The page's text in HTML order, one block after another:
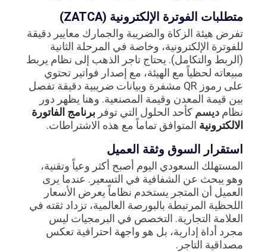
متطلبات الفوترة الإلكترونية (ZATCA)
تفرض هيئة الزكاة والضريبة والجمارك معايير دقيقة
للفوترة الإلكترونية، وخاصة في المرحلة الثانية
(الربط والتكامل). يحتاج تاجر الذهب إلى نظام يربط
مبيعاته لحظياً مع الهيئة، مع إصدار فواتير تحتوي
على رموز QR مشفرة وبيانات ضريبية دقيقة تفصل
بين قيمة المعدن وقيمة المصنعية. وهنا يظهر دور
نظام ديسم كأحد الحلول التي توفر برنامج الفاتورة
الالكترونية المتوافق تماماً مع هذه الاشتراطات.
استقرار السوق وثقة العميل
المستهلك السعودي اليوم أصبح أكثر وعياً وتقنية،
وهو يبحث عن الشفافية في التسعير. عندما يرى
العميل أن المتجر يستخدم نظاماً يعرض الأسعار
اللحظية المرتبطة بالبورصة العالمية، تزداد ثقته في
العلامة التجارية. التخصص في البرمجيات ليس
مجرد أداة إدارية، بل هو واجهة احترافية تعكس
مصداقية التاجر.